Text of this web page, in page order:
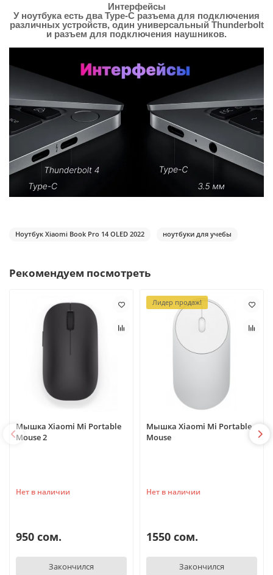
Интерфейсы
У ноутбука есть два Type-C разъема для подключения
различных устройств, один универсальный Thunderbolt
и разъем для подключения наушников.
Ноутбук Xiaomi Book Pro 14 OLED 2022 ноутбуки для учебы
Рекомендуем посмотреть
Мышка Xiaomi Mi Portable
Mouse 2
Нет в наличии
950 сом.
Закончился
Лидер продаж!
Мышка Xiaomi Mi Portable
Mouse
Нет в наличии
1550 сом.
Закончился